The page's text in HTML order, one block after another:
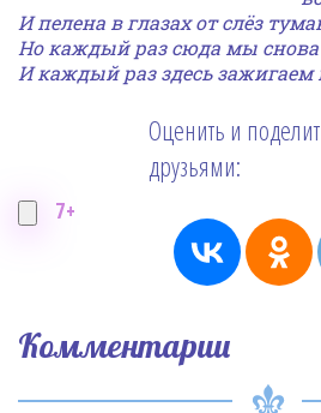
И пелена в глазах от слёз
Но каждый раз сюда мы
И каждый раз здесь зажигаем
7+
Оценить и
друзьями:
Комментарии